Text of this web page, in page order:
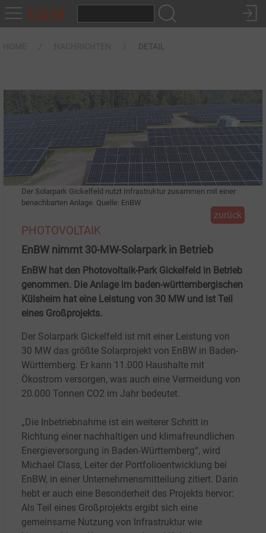
DETAIL
Der Solarpark Gickelfeld nutzt Infrastruktur zusammen mit einer
benachbarten Anlage. Quelle: EnBW
zurück
PHOTOVOLTAIK
EnBW nimmt 30-MW-Solarpark in Betrieb
EnBW hat den Photovoltaik-Park Gickelfeld in Betrieb
genommen. Die Anlage im baden-württembergischen
Külsheim hat eine Leistung von 30 MW und ist Teil
eines Großprojekts.
Der Solarpark Gickelfeld ist mit einer Leistung von
30 MW das größte Solarprojekt von EnBW in Baden-
Württemberg. Er kann 11.000 Haushalte mit
Ökostrom versorgen, was auch eine Vermeidung von
20.000 Tonnen CO2 im Jahr bedeutet.
„Die Inbetriebnahme ist ein weiterer Schritt in
Richtung einer nachhaltigen und klimafreundlichen
Energieversorgung in Baden-Württemberg“, wird
Michael Class, Leiter der Portfolioentwicklung bei
EnBW, in einer Unternehmensmitteilung zitiert. Darin
hebt er auch eine Besonderheit des Projekts hervor:
Als Teil eines Großprojekts ergibt sich eine
gemeinsame Nutzung von Infrastruktur wie